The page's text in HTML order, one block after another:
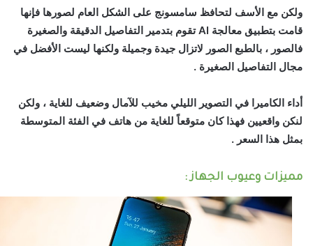
ولكن مع الأسف لتحافظ سامسونج على الشكل العام لصورها فإنها
قامت بتطبيق معالجة AI تقوم بتدمير التفاصيل الدقيقة والصغيرة
فالصور ، بالطبع الصور لاتزال جيدة وجميلة ولكنها ليست الأفضل في
مجال التفاصيل الصغيرة .
أداء الكاميرا في التصوير الليلي مخيب للآمال وضعيف للغاية ، ولكن
لنكن واقعيين فهذا كان متوقعاً للغاية من هاتف في الفئة المتوسطة
بمثل هذا السعر .
مميزات وعيوب الجهاز :